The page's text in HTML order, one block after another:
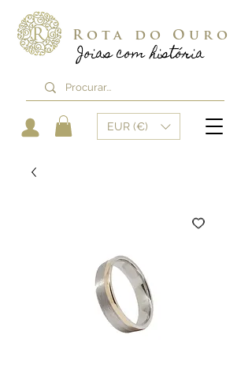
Joias com história
Rota do Ouro
EUR (€)